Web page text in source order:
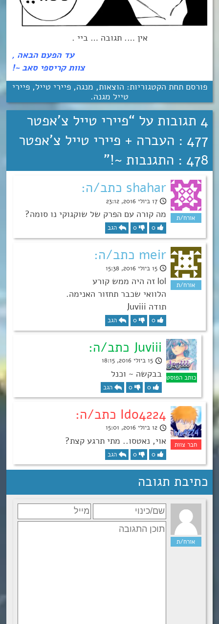
אין …. תגובה … ביי .
עד הפעם הבאה ,
צוות קריספי סאב ~!
פורסם תחת הקטגוריות: הוצאות, מנגה,פיירי טייל,פיירי
טייל מגנה.
4 תגובות על “
פיירי טייל צ’אפטר
477 : העברה + פיירי טייל צ’אפטר
478 : התגנבות ~!
”
shahar כתב/ה:
17 ביולי 2016, 23:12
מה קורה עם הפרק של שוקגוקי נו סומה?
0
0 הגב
meir כתב/ה:
15 ביולי 2016, 15:38
lol זה היה ממש קורע
הלוואי שכבר תחזור האנימה.
תודה Juviii
0
0 הגב
Juviii כתב/ה:
15 ביולי 2016, 18:15
בבקשה ~ וכנל
0
0 הגב
Ido4224 כתב/ה:
12 ביולי 2016, 15:01
אוי, נאטסו.. מתי תרגע קצת?
0
0 הגב
כתיבת תגובה